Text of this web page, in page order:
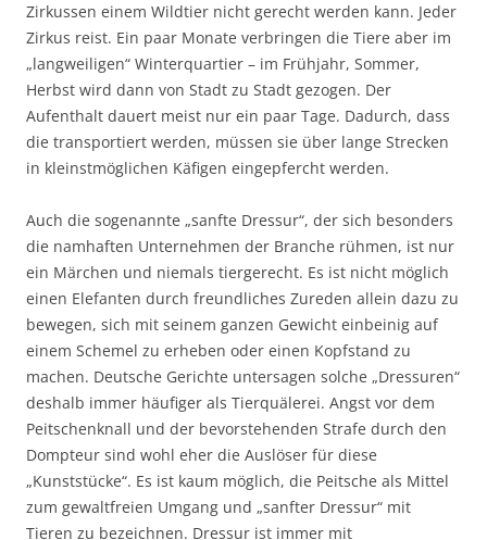
Zirkussen einem Wildtier nicht gerecht werden kann. Jeder
Zirkus reist. Ein paar Monate verbringen die Tiere aber im
„langweiligen“ Winterquartier – im Frühjahr, Sommer,
Herbst wird dann von Stadt zu Stadt gezogen. Der
Aufenthalt dauert meist nur ein paar Tage. Dadurch, dass
die transportiert werden, müssen sie über lange Strecken
in kleinstmöglichen Käfigen eingepfercht werden.
Auch die sogenannte „sanfte Dressur“, der sich besonders
die namhaften Unternehmen der Branche rühmen, ist nur
ein Märchen und niemals tiergerecht. Es ist nicht möglich
einen Elefanten durch freundliches Zureden allein dazu zu
bewegen, sich mit seinem ganzen Gewicht einbeinig auf
einem Schemel zu erheben oder einen Kopfstand zu
machen. Deutsche Gerichte untersagen solche „Dressuren“
deshalb immer häufiger als Tierquälerei. Angst vor dem
Peitschenknall und der bevorstehenden Strafe durch den
Dompteur sind wohl eher die Auslöser für diese
„Kunststücke“. Es ist kaum möglich, die Peitsche als Mittel
zum gewaltfreien Umgang und „sanfter Dressur“ mit
Tieren zu bezeichnen. Dressur ist immer mit